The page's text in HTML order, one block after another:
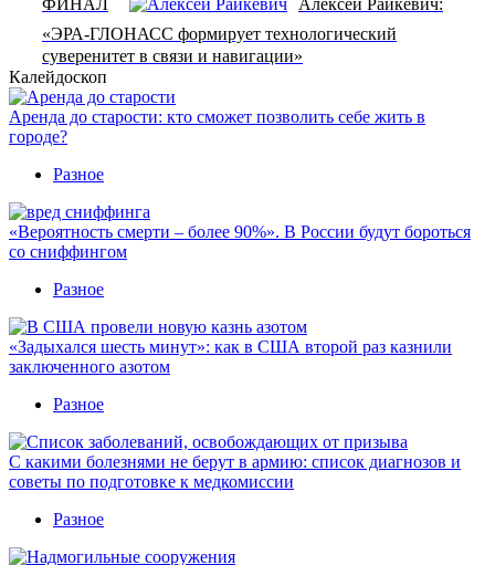
«ЭРА-ГЛОНАСС формирует технологический
суверенитет в связи и навигации»
Калейдоскоп
Аренда до старости: кто сможет позволить себе жить в
городе?
Разное
«Вероятность смерти – более 90%». В России будут бороться
со сниффингом
Разное
«Задыхался шесть минут»: как в США второй раз казнили
заключенного азотом
Разное
С какими болезнями не берут в армию: список диагнозов и
советы по подготовке к медкомиссии
Разное